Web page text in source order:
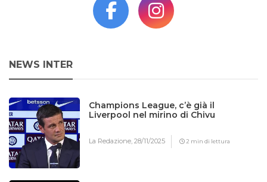
NEWS INTER
Champions League, c’è già il
Liverpool nel mirino di Chivu
La Redazione,28/11/2025 2 min di lettura